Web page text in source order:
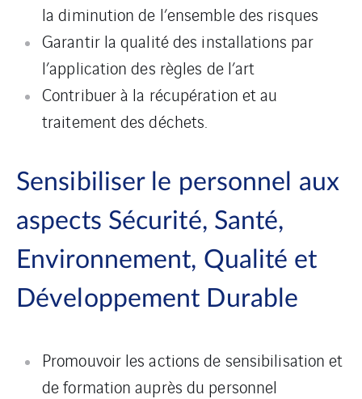
la diminution de l’ensemble des risques
Garantir la qualité des installations par
l’application des règles de l’art
Contribuer à la récupération et au
traitement des déchets.
Sensibiliser le personnel aux
aspects Sécurité, Santé,
Environnement, Qualité et
Développement Durable
Promouvoir les actions de sensibilisation et
de formation auprès du personnel